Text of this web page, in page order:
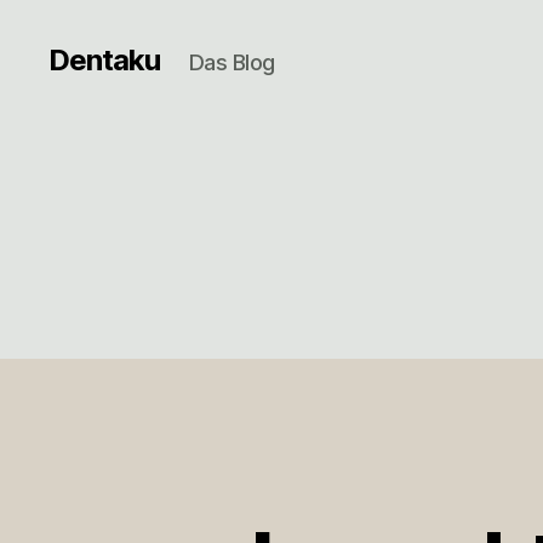
Dentaku Das Blog